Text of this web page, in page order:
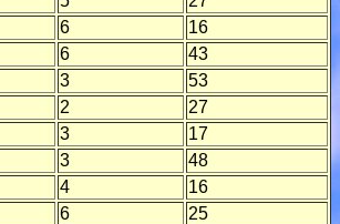
6
16
6
43
3
53
2
27
3
17
3
48
4
16
6
25